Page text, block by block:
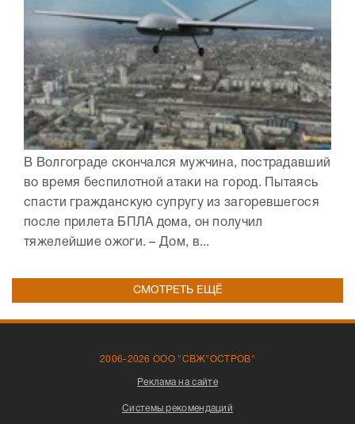
В Волгограде скончался мужчина, пострадавший
во время беспилотной атаки на город. Пытаясь
спасти гражданскую супругу из загоревшегося
после прилета БПЛА дома, он получил
тяжелейшие ожоги. – Дом, в...
СМОТРЕТЬ ЕЩЁ
2006-2026 ООО "СВЖ"ОСТРОВ"
Реклама на сайте
Системы рекомендаций